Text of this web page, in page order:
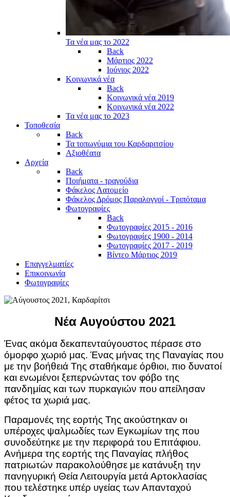
Τα νέα μας το 2022
Back
Μάρτιος 2022
Ιούνιος 2022
Κοινωνικά νέα
Back
Κοινωνικά νέα 2019
Κοινωνικά νέα 2022
Τα νέα μας το 2023
Τοποθεσία
Back
Τα τοπωνύμια του Καρδαριτσίου
Αξιοθέατα
Αρχεία
Back
Ποιήματα - τραγούδια
Φάκελος Λατομείο
Φάκελος Δρόμος Παραλογγοί - Τριπόταμα
Φωτογραφίες
Back
Φωτογραφίες 2015 - 2016
Φωτογραφίες 1900 - 2014
Φωτογραφίες 2017 - 2019
Βίντεο Μάρτιος 2019
Επαγγελματίες
Επικοινωνία
Φωτογραφίες
Νέα Αυγούστου 2021
Ένας ακόμα δεκαπενταύγουστος πέρασε στο
όμορφο χωριό μας. Ένας μήνας της Παναγίας που
με την βοήθειά Της σταθήκαμε όρθιοι, πιο δυνατοί
και ενωμένοι ξεπερνώντας τον φόβο της
πανδημίας και των πυρκαγιών που απείλησαν
φέτος τα χωριά μας.
Παραμονές της εορτής Της ακούστηκαν οι
υπέροχες ψαλμωδίες των Εγκωμίων της που
συνοδεύτηκε με την περιφορά του Επιτάφιου.
Ανήμερα της εορτής της Παναγίας πλήθος
πατριωτών παρακολούθησε με κατάνυξη την
πανηγυρική Θεία Λειτουργία μετά Αρτοκλασίας
που τελέστηκε υπέρ υγείας των Απανταχού